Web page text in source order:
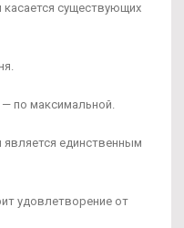
касается существующих
по максимальной.
является единственным
удовлетворение от